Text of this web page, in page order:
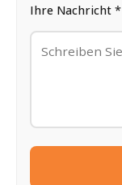
Ihre Nachricht *